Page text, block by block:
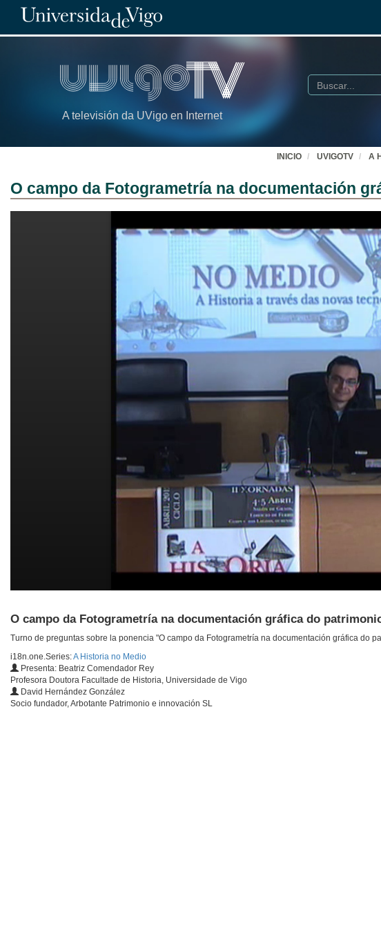
A televisión da UVigo en Internet
Buscar
INICIO UVIGOTV A
O campo da Fotogrametría na documentación
O campo da Fotogrametría na documentación gráfica do
Turno de preguntas sobre la ponencia "O campo da Fotogrametría na documentación gráfica do
i18n.one.Series:A Historia no Medio
Presenta: Beatriz Comendador Rey
Profesora Doutora Facultade de Historia, Universidade de Vigo
David Hernández González
Socio fundador, Arbotante Patrimonio e innovación SL